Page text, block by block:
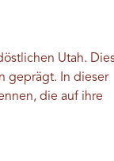
Utah.
geprägt. In dieser
die auf ihre